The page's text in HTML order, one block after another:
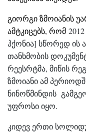
გიორგი ზმოიანის
ამტკიცებს, რომ
ჰქონია] სწორედ ის
თანხმობის
რეესრტმა, მიწის
ზმოიანი ამ
ნინოწმინდის
უფროსი იყო.
კიდევ ერთი